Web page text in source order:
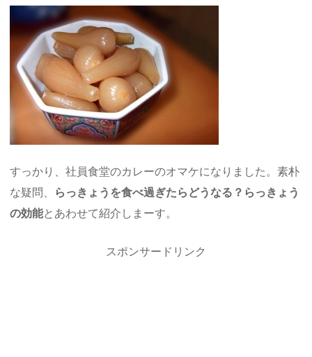
すっかり、社員食堂のカレーのオマケになりました。素朴
な疑問、 らっきょうを食べ過ぎたらどうなる？らっきょう
の効能とあわせて紹介しまーす。
スポンサードリンク